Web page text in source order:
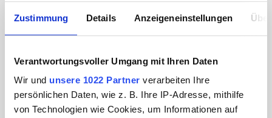
Zustimmung Details Anzeigeneinstellungen
Verantwortungsvoller Umgang mit Ihren Daten
Wir und unsere 1022 Partner verarbeiten Ihre
persönlichen Daten, wie z. B. Ihre IP-Adresse, mithilfe
von Technologien wie Cookies, um Informationen auf